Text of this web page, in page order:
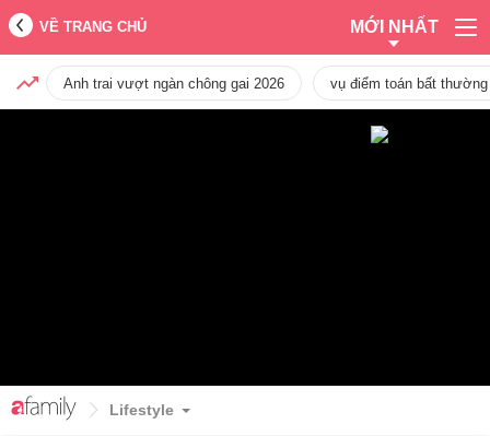
VỀ TRANG CHỦ MỚI NHẤT
Anh trai vượt ngàn chông gai 2026 vụ điểm toán bất
Lifestyle